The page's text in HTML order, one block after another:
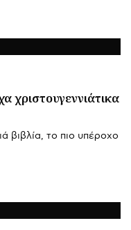
χριστουγεννιάτικα
βιβλία, το πιο υπέροχο